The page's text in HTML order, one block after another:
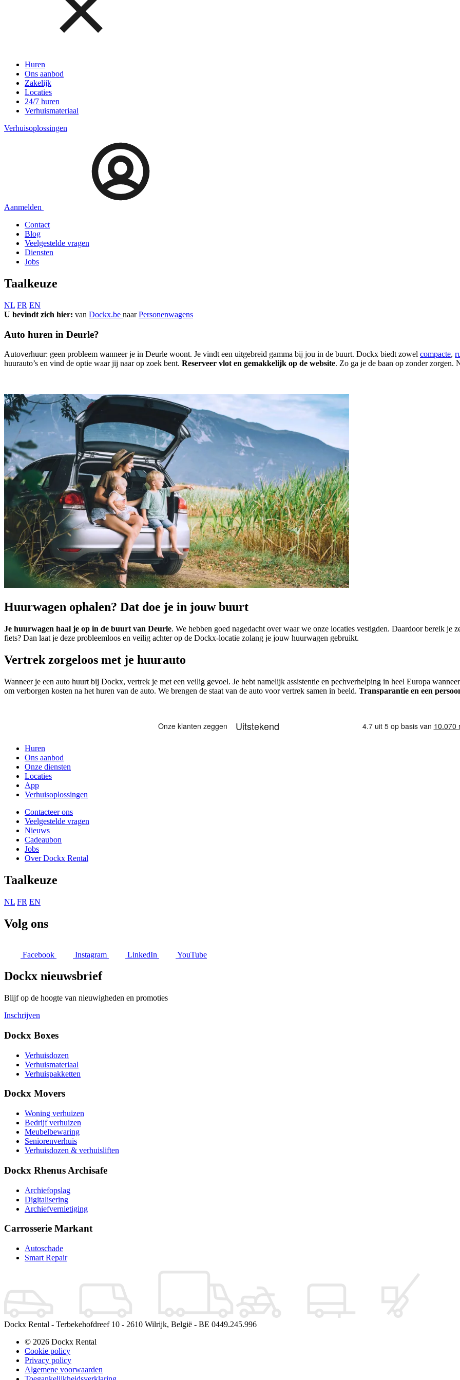
Huren
Ons aanbod
Zakelijk
Locaties
24/7 huren
Verhuismateriaal
Verhuisoplossingen
Aanmelden
Contact
Blog
Veelgestelde vragen
Diensten
Jobs
Taalkeuze
NL FR EN
U bevindt zich hier: van Dockx.be naar Personenwagens
Auto huren in Deurle?
Autoverhuur: geen probleem wanneer je in Deurle woont. Je vindt een uitgebreid gamma bij jou in de buurt. Dockx biedt zowel compacte,
huurauto’s en vind de optie waar jij naar op zoek bent. Reserveer vlot en gemakkelijk op de website. Zo ga je de baan op zonder zorgen.
Huurwagen ophalen? Dat doe je in jouw buurt
Je huurwagen haal je op in de buurt van Deurle. We hebben goed nagedacht over waar we onze locaties vestigden. Daardoor bereik
fiets? Dan laat je deze probleemloos en veilig achter op de Dockx-locatie zolang je jouw huurwagen gebruikt.
Vertrek zorgeloos met je huurauto
Wanneer je een auto huurt bij Dockx, vertrek je met een veilig gevoel. Je hebt namelijk assistentie en pechverhelping in heel Europa
om verborgen kosten na het huren van de auto. We brengen de staat van de auto voor vertrek samen in beeld. Transparantie en een
Huren
Ons aanbod
Onze diensten
Locaties
App
Verhuisoplossingen
Contacteer ons
Veelgestelde vragen
Nieuws
Cadeaubon
Jobs
Over Dockx Rental
Taalkeuze
NL FR EN
Volg ons
Facebook Instagram LinkedIn YouTube
Dockx nieuwsbrief
Blijf op de hoogte van nieuwigheden en promoties
Inschrijven
Dockx Boxes
Verhuisdozen
Verhuismateriaal
Verhuispakketten
Dockx Movers
Woning verhuizen
Bedrijf verhuizen
Meubelbewaring
Seniorenverhuis
Verhuisdozen & verhuisliften
Dockx Rhenus Archisafe
Archiefopslag
Digitalisering
Archiefvernietiging
Carrosserie Markant
Autoschade
Smart Repair
Dockx Rental - Terbekehofdreef 10 - 2610 Wilrijk, België - BE 0449.245.996
© 2026 Dockx Rental
Cookie policy
Privacy policy
Algemene voorwaarden